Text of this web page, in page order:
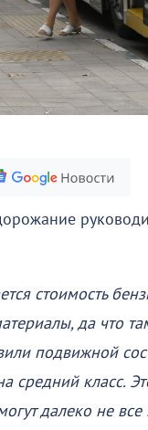
стоимость
да что
подвижной
средний класс.
далеко не